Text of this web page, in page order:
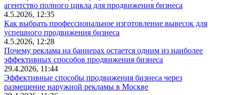
агентство полного цикла для продвижения бизнеса
4.5.2026, 12:35
Как выбрать профессиональное изготовление вывесок для
успешного продвижения бизнеса
4.5.2026, 12:28
Почему реклама на баннерах остается одним из наиболее
эффективных способов продвижения бизнеса
29.4.2026, 11:44
Эффективные способы продвижения бизнеса через
размещение наружной рекламы в Москве